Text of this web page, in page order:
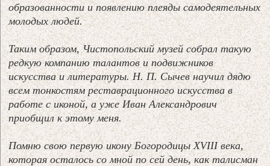
образованности и появлению плеяды самодеятельных
молодых людей.
Таким образом, Чистопольский музей собрал такую
редкую компанию талантов и подвижников
искусства и литературы. Н. П. Сычев научил дядю
всем тонкостям реставрационного искусства в
работе с иконой, а уже Иван Александрович
приобщил к этому меня.
Помню свою первую икону Богородицы XVIII века,
которая осталось со мной по сей день, как талисман